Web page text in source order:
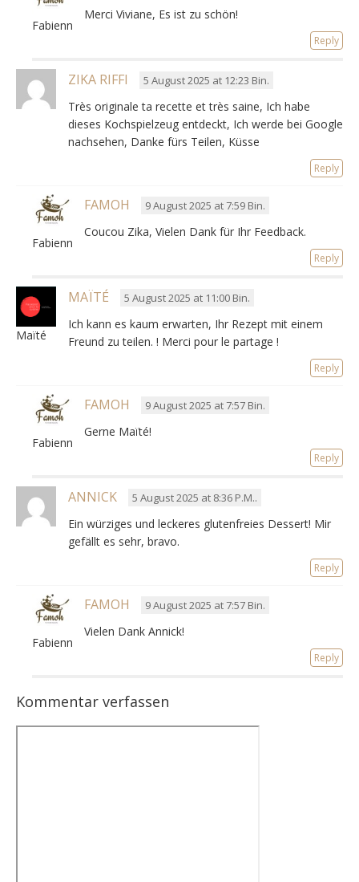
Fabienne
Merci Viviane, Es ist zu schön!
Reply
ZIKA RIFFI 5 August 2025 at 12:23 Bin.
Très originale ta recette et très saine, Ich habe
dieses Kochspielzeug entdeckt, Ich werde bei Google
nachsehen, Danke fürs Teilen, Küsse
Reply
Fabienne
FAMOH 9 August 2025 at 7:59 Bin.
Coucou Zika, Vielen Dank für Ihr Feedback.
Reply
Maïté
MAÏTÉ 5 August 2025 at 11:00 Bin.
Ich kann es kaum erwarten, Ihr Rezept mit einem
Freund zu teilen. ! Merci pour le partage !
Reply
Fabienne
FAMOH 9 August 2025 at 7:57 Bin.
Gerne Maïté!
Reply
ANNICK 5 August 2025 at 8:36 P.M..
Ein würziges und leckeres glutenfreies Dessert! Mir
gefällt es sehr, bravo.
Reply
Fabienne
FAMOH 9 August 2025 at 7:57 Bin.
Vielen Dank Annick!
Reply
Kommentar verfassen